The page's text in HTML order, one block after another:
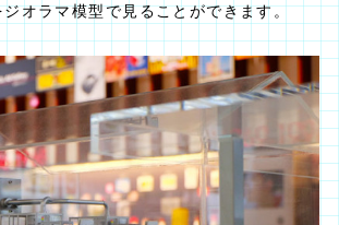
オラマ模型で見ることができます。